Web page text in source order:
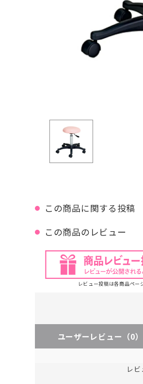
この商品に関する投稿
この商品のレビュー
レビュー投稿は各商品ペー
ユーザーレビュー （0）
レビ